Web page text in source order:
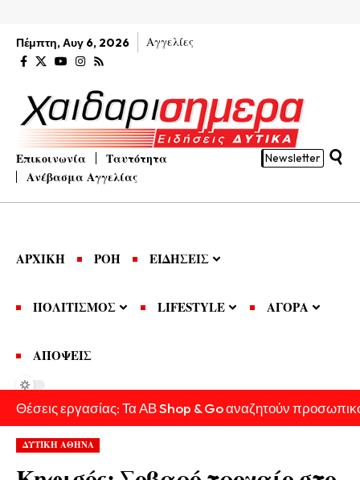
Πέμπτη, Αυγ 6, 2026 Αγγελίες
Επικοινωνία
Ταυτότητα
Ανέβασμα Αγγελίας
Newsletter
ΑΡΧΙΚΗ ΡΟΗ ΕΙΔΗΣΕΙΣ
ΠΟΛΙΤΙΣΜΟΣ LIFESTYLE ΑΓΟΡΑ
ΑΠΟΨΕΙΣ
Θέσεις εργασίας: Τα ΑΒ Shop & Go αναζητούν
ΔΥΤΙΚΗ ΑΘΗΝΑ